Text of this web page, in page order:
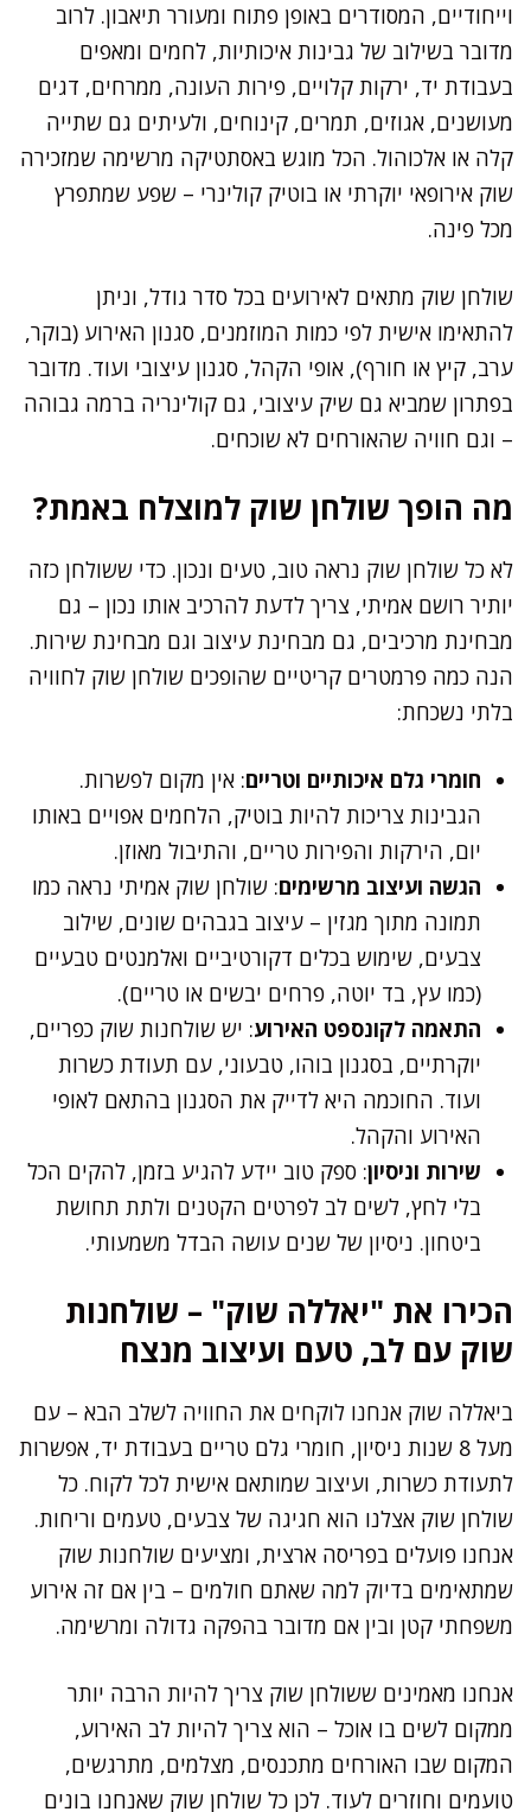
וייחודיים, המסודרים באופן פתוח ומעורר תיאבון. לרוב
מדובר בשילוב של גבינות איכותיות, לחמים ומאפים
בעבודת יד, ירקות קלויים, פירות העונה, ממרחים, דגים
מעושנים, אגוזים, תמרים, קינוחים, ולעיתים גם שתייה
קלה או אלכוהול. הכל מוגש באסתטיקה מרשימה שמזכירה
שוק אירופאי יוקרתי או בוטיק קולינרי – שפע שמתפרץ
מכל פינה.
שולחן שוק מתאים לאירועים בכל סדר גודל, וניתן
להתאימו אישית לפי כמות המוזמנים, סגנון האירוע (בוקר,
ערב, קיץ או חורף), אופי הקהל, סגנון עיצובי ועוד. מדובר
בפתרון שמביא גם שיק עיצובי, גם קולינריה ברמה גבוהה
– וגם חוויה שהאורחים לא שוכחים.
מה הופך שולחן שוק למוצלח באמת?
לא כל שולחן שוק נראה טוב, טעים ונכון. כדי ששולחן כזה
יותיר רושם אמיתי, צריך לדעת להרכיב אותו נכון – גם
מבחינת מרכיבים, גם מבחינת עיצוב וגם מבחינת שירות.
הנה כמה פרמטרים קריטיים שהופכים שולחן שוק לחוויה
בלתי נשכחת:
חומרי גלם איכותיים וטריים: אין מקום לפשרות.
הגבינות צריכות להיות בוטיק, הלחמים אפויים באותו
יום, הירקות והפירות טריים, והתיבול מאוזן.
הגשה ועיצוב מרשימים: שולחן שוק אמיתי נראה כמו
תמונה מתוך מגזין – עיצוב בגבהים שונים, שילוב
צבעים, שימוש בכלים דקורטיביים ואלמנטים טבעיים
(כמו עץ, בד יוטה, פרחים יבשים או טריים).
התאמה לקונספט האירוע: יש שולחנות שוק כפריים,
יוקרתיים, בסגנון בוהו, טבעוני, עם תעודת כשרות
ועוד. החוכמה היא לדייק את הסגנון בהתאם לאופי
האירוע והקהל.
שירות וניסיון: ספק טוב יידע להגיע בזמן, להקים הכל
בלי לחץ, לשים לב לפרטים הקטנים ולתת תחושת
ביטחון. ניסיון של שנים עושה הבדל משמעותי.
הכירו את "יאללה שוק" – שולחנות
שוק עם לב, טעם ועיצוב מנצח
ביאללה שוק אנחנו לוקחים את החוויה לשלב הבא – עם
מעל 8 שנות ניסיון, חומרי גלם טריים בעבודת יד, אפשרות
לתעודת כשרות, ועיצוב שמותאם אישית לכל לקוח. כל
שולחן שוק אצלנו הוא חגיגה של צבעים, טעמים וריחות.
אנחנו פועלים בפריסה ארצית, ומציעים שולחנות שוק
שמתאימים בדיוק למה שאתם חולמים – בין אם זה אירוע
משפחתי קטן ובין אם מדובר בהפקה גדולה ומרשימה.
אנחנו מאמינים ששולחן שוק צריך להיות הרבה יותר
ממקום לשים בו אוכל – הוא צריך להיות לב האירוע,
המקום שבו האורחים מתכנסים, מצלמים, מתרגשים,
טועמים וחוזרים לעוד. לכן כל שולחן שוק שאנחנו בונים